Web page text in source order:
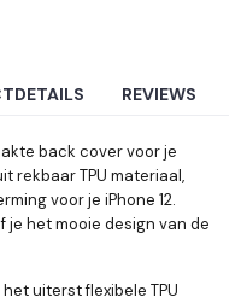
REVIEWS
back cover voor je
rekbaar TPU materiaal,
voor je iPhone 12.
je het mooie design van de
uiterst flexibele TPU